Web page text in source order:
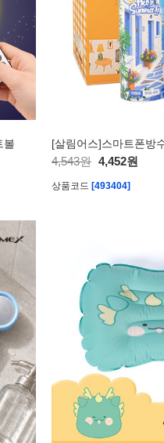
볼
4,543원 4,452원
상품코드 [493404]